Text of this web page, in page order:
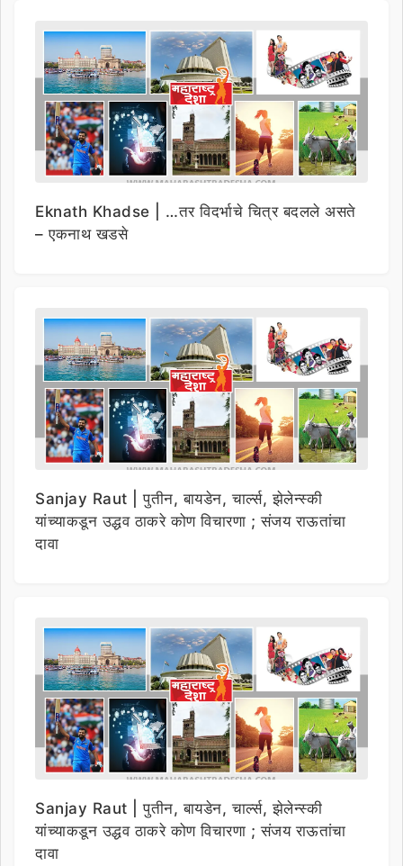
Eknath Khadse | …तर विदर्भाचे चित्र बदलले असते
– एकनाथ खडसे
Sanjay Raut | पुतीन, बायडेन, चार्ल्स, झेलेन्स्की
यांच्याकडून उद्धव ठाकरे कोण विचारणा ; संजय राऊतांचा
दावा
Sanjay Raut | पुतीन, बायडेन, चार्ल्स, झेलेन्स्की
यांच्याकडून उद्धव ठाकरे कोण विचारणा ; संजय राऊतांचा
दावा